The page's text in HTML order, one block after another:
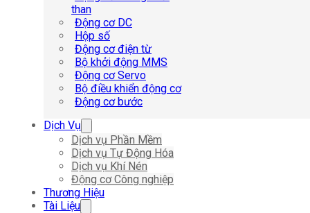
than
Động cơ DC
Hộp số
Động cơ điện từ
Bộ khởi động MMS
Động cơ Servo
Bộ điều khiển động cơ
Động cơ bước
Dịch Vụ
Dịch vụ Phần Mềm
Dịch vụ Tự Động Hóa
Dịch vụ Khí Nén
Động cơ Công nghiệp
Thương Hiệu
Tài Liệu